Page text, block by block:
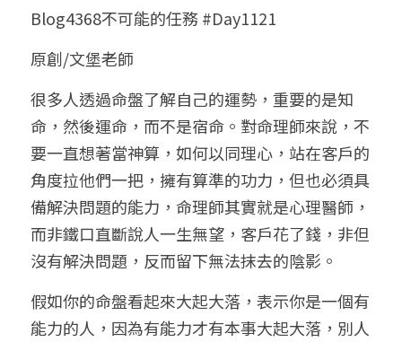
人氣最高
站長精選
臉書生活
好書推廌
八字視頻
陽宅視頻
線上直播
自我挑戰
八字初階班2
八字進階班
八字中階班
八字高階班
五人實戰班
五行計算初階班
五行計算高階班
團隊訓練營
八字完整班
《十神高階實戰錄》完整典藏版
科學八字推理PDF
八字批命
小兒命名
我的著作
科學八字推理1
科學八字推理2
科學八字推理3
科學八字輕鬆學
輕鬆學會科學八字推理
與我預約
批命預約
上課預約
常見問題
FB粉絲頁
登錄/註冊
搜索
繁體中文
繁體中文
0938617837
support@p8zicourse.com
Blog4368不可能的任務 #Day1121
原創/文堡老師
很多人透過命盤了解自己的運勢，重要的是知
命，然後運命，而不是宿命。對命理師來說，不
要一直想著當神算，如何以同理心，站在客戶的
角度拉他們一把，擁有算準的功力，但也必須具
備解決問題的能力，命理師其實就是心理醫師，
而非鐵口直斷說人一生無望，客戶花了錢，非但
沒有解決問題，反而留下無法抹去的陰影。
假如你的命盤看起來大起大落，表示你是一個有
能力的人，因為有能力才有本事大起大落，別人